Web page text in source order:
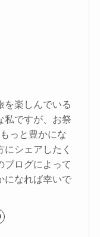
楽しんでいる
私ですが、お祭
っと豊かにな
シェアしたく
ブログによって
になれば幸いで